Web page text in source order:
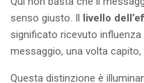
senso giusto. Il livello
significato ricevuto
messaggio, una volta
Questa distinzione è